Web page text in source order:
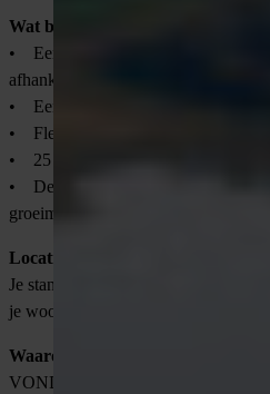
Wat biedt de opdrachtgever jou
• Een salaris tussen €2.500,- en
afhankelijk van ervaring;
• Een contract voor 32-40 uur per
• Flexibiliteit met hybride werken
• 25 vakantiedagen en 13 ADV-
• De kans om je te ontwikkelen via
groeimogelijkheden;
Locatie
Je standplaats is Zwolle en de
je woonplaats.
Waarom solliciteren via
VONDERS is hét